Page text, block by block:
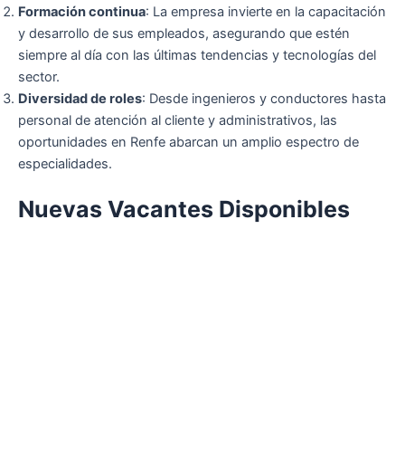
Formación continua: La empresa invierte en la capacitación
y desarrollo de sus empleados, asegurando que estén
siempre al día con las últimas tendencias y tecnologías del
sector.
Diversidad de roles: Desde ingenieros y conductores hasta
personal de atención al cliente y administrativos, las
oportunidades en Renfe abarcan un amplio espectro de
especialidades.
Nuevas Vacantes Disponibles